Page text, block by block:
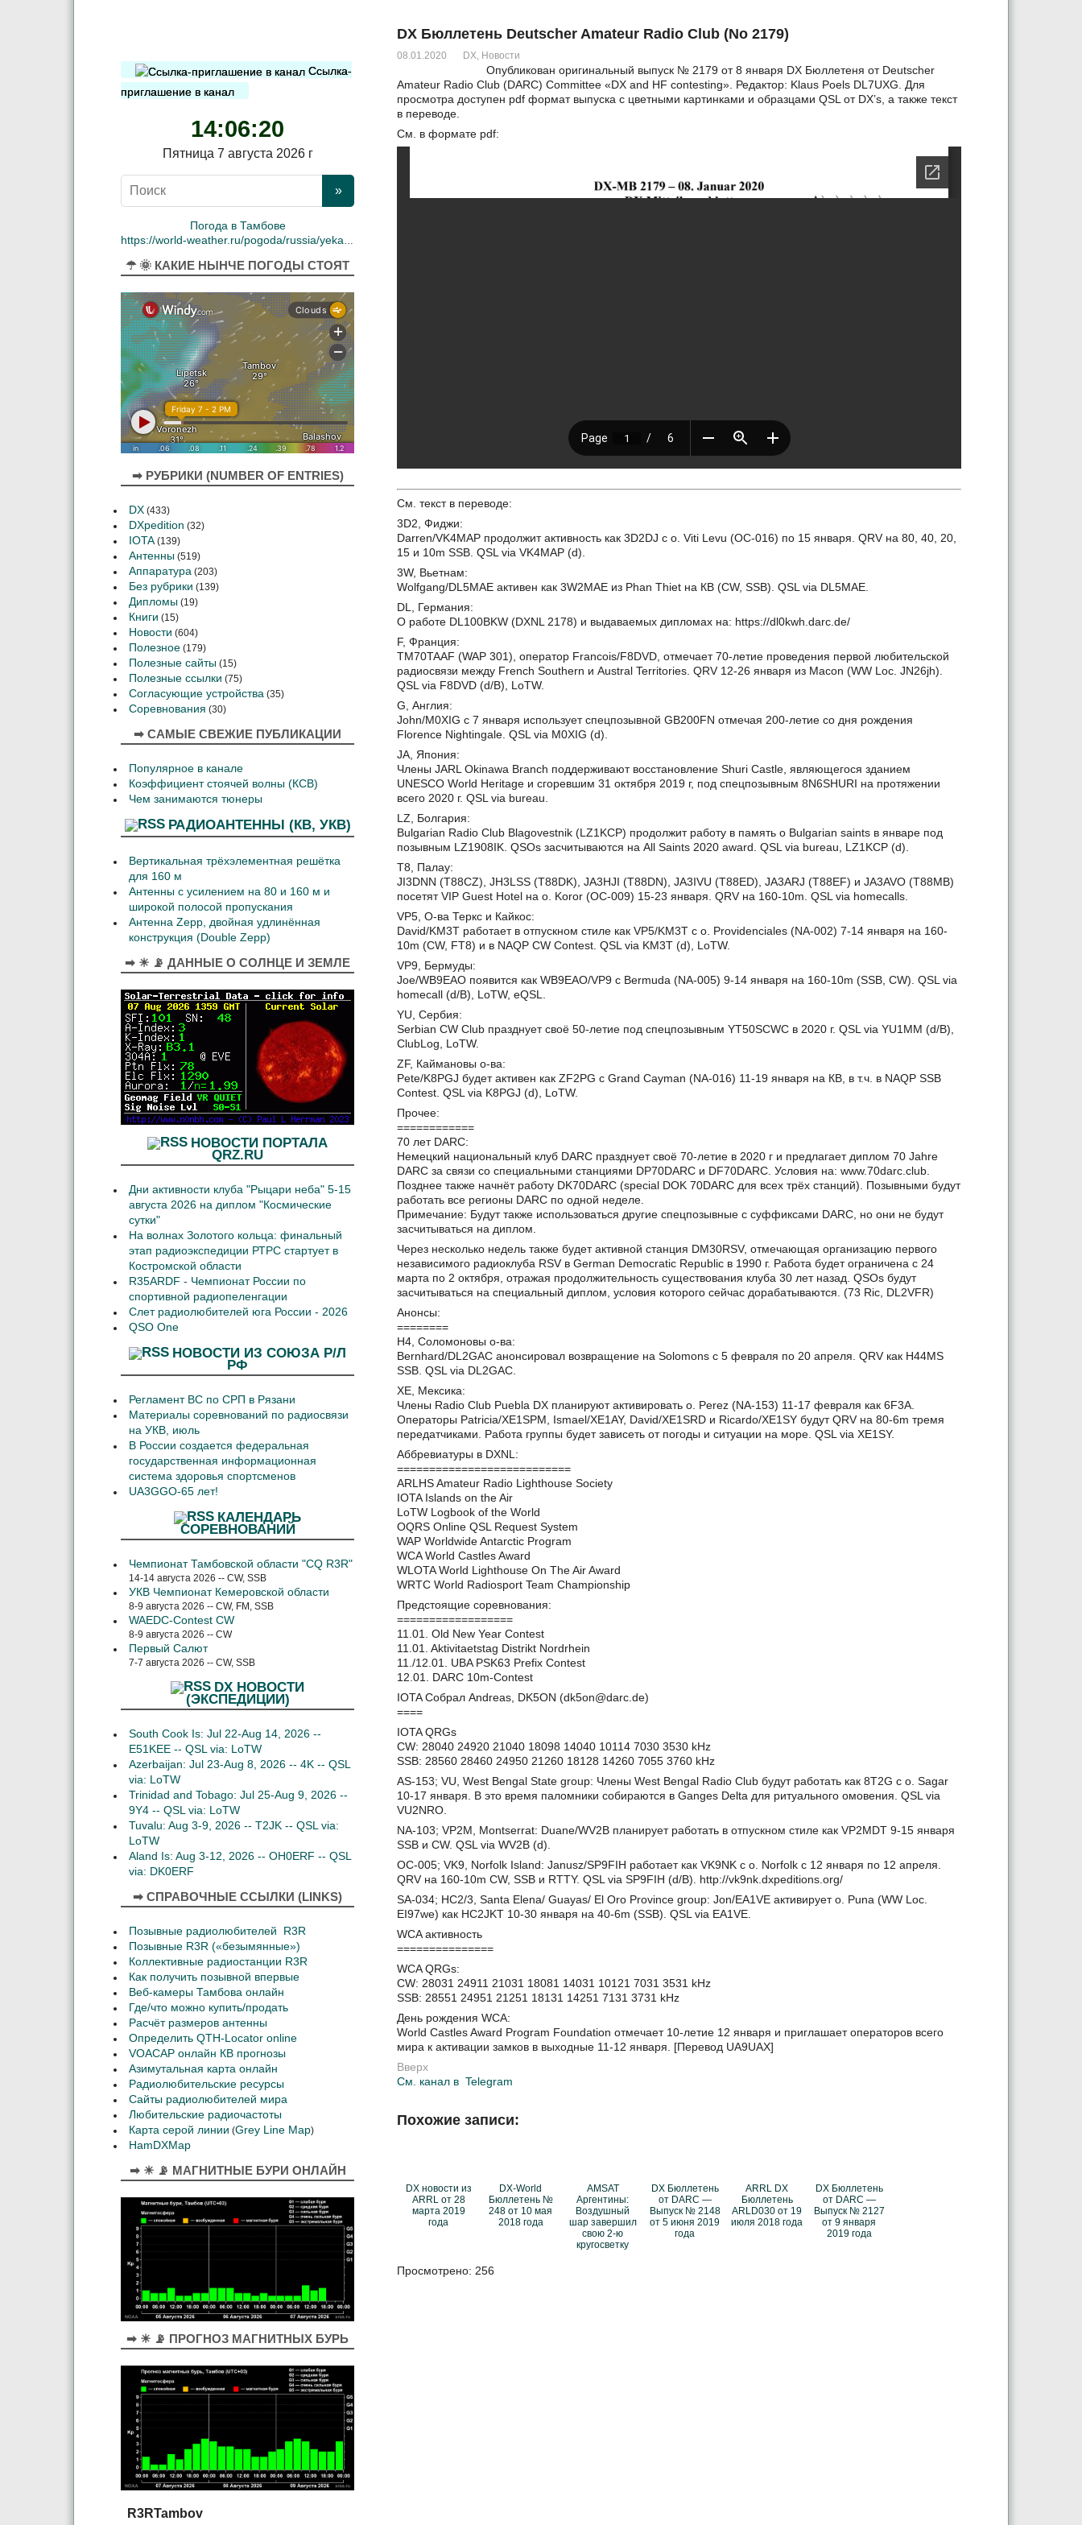
DX Бюллетень Deutscher Amateur Radio Club (No 2179)
08.01.2020 DX, Новости
Опубликован оригинальный выпуск № 2179 от 8 января DX Бюллетеня от Deutscher
Amateur Radio Club (DARC) Committee «DX and HF contesting». Редактор: Klaus Poels DL7UXG. Для
просмотра доступен pdf формат выпуска с цветными картинками и образцами QSL от DX’s, а также текст
в переводе.
См. в формате pdf:
См. текст в переводе:
3D2, Фиджи:
Darren/VK4MAP продолжит активность как 3D2DJ с о. Viti Levu (OC-016) по 15 января. QRV на 80, 40, 20,
15 и 10m SSB. QSL via VK4MAP (d).
3W, Вьетнам:
Wolfgang/DL5MAE активен как 3W2MAE из Phan Thiet на КВ (CW, SSB). QSL via DL5MAE.
DL, Германия:
О работе DL100BKW (DXNL 2178) и выдаваемых дипломах на: https://dl0kwh.darc.de/
F, Франция:
TM70TAAF (WAP 301), оператор Francois/F8DVD, отмечает 70-летие проведения первой любительской
радиосвязи между French Southern и Austral Territories. QRV 12-26 января из Macon (WW Loc. JN26jh).
QSL via F8DVD (d/B), LoTW.
G, Англия:
John/M0XIG с 7 января использует спецпозывной GB200FN отмечая 200-летие со дня рождения
Florence Nightingale. QSL via M0XIG (d).
JA, Япония:
Члены JARL Okinawa Branch поддерживают восстановление Shuri Castle, являющегося зданием
UNESCO World Heritage и сгоревшим 31 октября 2019 г, под спецпозывным 8N6SHURI на протяжении
всего 2020 г. QSL via bureau.
LZ, Болгария:
Bulgarian Radio Club Blagovestnik (LZ1KCP) продолжит работу в память о Bulgarian saints в январе под
позывным LZ1908IK. QSOs засчитываются на All Saints 2020 award. QSL via bureau, LZ1KCP (d).
T8, Палау:
JI3DNN (T88CZ), JH3LSS (T88DK), JA3HJI (T88DN), JA3IVU (T88ED), JA3ARJ (T88EF) и JA3AVO (T88MB)
посетят VIP Guest Hotel на о. Koror (OC-009) 15-23 января. QRV на 160-10m. QSL via homecalls.
VP5, О-ва Теркс и Кайкос:
David/KM3T работает в отпускном стиле как VP5/KM3T с о. Providenciales (NA-002) 7-14 января на 160-
10m (CW, FT8) и в NAQP CW Contest. QSL via KM3T (d), LoTW.
VP9, Бермуды:
Joe/WB9EAO появится как WB9EAO/VP9 с Bermuda (NA-005) 9-14 января на 160-10m (SSB, CW). QSL via
homecall (d/B), LoTW, eQSL.
YU, Сербия:
Serbian CW Club празднует своё 50-летие под спецпозывным YT50SCWC в 2020 г. QSL via YU1MM (d/B),
ClubLog, LoTW.
ZF, Каймановы о-ва:
Pete/K8PGJ будет активен как ZF2PG с Grand Cayman (NA-016) 11-19 января на КВ, в т.ч. в NAQP SSB
Contest. QSL via K8PGJ (d), LoTW.
Прочее:
============
70 лет DARC:
Немецкий национальный клуб DARC празднует своё 70-летие в 2020 г и предлагает диплом 70 Jahre
DARC за связи со специальными станциями DP70DARC и DF70DARC. Условия на: www.70darc.club.
Позднее также начнёт работу DK70DARC (special DOK 70DARC для всех трёх станций). Позывными будут
работать все регионы DARC по одной неделе.
Примечание: Будут также использоваться другие спецпозывные с суффиксами DARC, но они не будут
засчитываться на диплом.
Через несколько недель также будет активной станция DM30RSV, отмечающая организацию первого
независимого радиоклуба RSV в German Democratic Republic в 1990 г. Работа будет ограничена с 24
марта по 2 октября, отражая продолжительность существования клуба 30 лет назад. QSOs будут
засчитываться на специальный диплом, условия которого сейчас дорабатываются. (73 Ric, DL2VFR)
Анонсы:
========
H4, Соломоновы о-ва:
Bernhard/DL2GAC анонсировал возвращение на Solomons с 5 февраля по 20 апреля. QRV как H44MS
SSB. QSL via DL2GAC.
XE, Мексика:
Члены Radio Club Puebla DX планируют активировать о. Perez (NA-153) 11-17 февраля как 6F3A.
Операторы Patricia/XE1SPM, Ismael/XE1AY, David/XE1SRD и Ricardo/XE1SY будут QRV на 80-6m тремя
передатчиками. Работа группы будет зависеть от погоды и ситуации на море. QSL via XE1SY.
Аббревиатуры в DXNL:
===========================
ARLHS Amateur Radio Lighthouse Society
IOTA Islands on the Air
LoTW Logbook of the World
OQRS Online QSL Request System
WAP Worldwide Antarctic Program
WCA World Castles Award
WLOTA World Lighthouse On The Air Award
WRTC World Radiosport Team Championship
Предстоящие соревнования:
==================
11.01. Old New Year Contest
11.01. Aktivitaetstag Distrikt Nordrhein
11./12.01. UBA PSK63 Prefix Contest
12.01. DARC 10m-Contest
IOTA Собрал Andreas, DK5ON (dk5on@darc.de)
====
IOTA QRGs
CW: 28040 24920 21040 18098 14040 10114 7030 3530 kHz
SSB: 28560 28460 24950 21260 18128 14260 7055 3760 kHz
AS-153; VU, West Bengal State group: Члены West Bengal Radio Club будут работать как 8T2G с о. Sagar
10-17 января. В это время паломники собираются в Ganges Delta для ритуального омовения. QSL via
VU2NRO.
NA-103; VP2M, Montserrat: Duane/WV2B планирует работать в отпускном стиле как VP2MDT 9-15 января
SSB и CW. QSL via WV2B (d).
OC-005; VK9, Norfolk Island: Janusz/SP9FIH работает как VK9NK с о. Norfolk с 12 января по 12 апреля.
QRV на 160-10m CW, SSB и RTTY. QSL via SP9FIH (d/B). http://vk9nk.dxpeditions.org/
SA-034; HC2/3, Santa Elena/ Guayas/ El Oro Province group: Jon/EA1VE активирует о. Puna (WW Loc.
EI97we) как HC2JKT 10-30 января на 40-6m (SSB). QSL via EA1VE.
WCA активность
===============
WCA QRGs:
CW: 28031 24911 21031 18081 14031 10121 7031 3531 kHz
SSB: 28551 24951 21251 18131 14251 7131 3731 kHz
День рождения WCA:
World Castles Award Program Foundation отмечает 10-летие 12 января и приглашает операторов всего
мира к активации замков в выходные 11-12 января. [Перевод UA9UAX]
Вверх
См. канал в Telegram
Похожие записи:
DX новости из
ARRL от 28
марта 2019
года
DX-World
Бюллетень №
248 от 10 мая
2018 года
AMSAT
Аргентины:
Воздушный
шар завершил
свою 2-ю
кругосветку
DX Бюллетень
от DARC —
Выпуск № 2148
от 5 июня 2019
года
ARRL DX
Бюллетень
ARLD030 от 19
июля 2018 года
DX Бюллетень
от DARC —
Выпуск № 2127
от 9 января
2019 года
Просмотрено:256
Ссылка-
приглашение в канал
14:06:21
Пятница 7 августа 2026 г
Погода в Тамбове
https://world-weather.ru/pogoda/russia/yekaterinburg/
☂ 🌞 КАКИЕ НЫНЧЕ ПОГОДЫ СТОЯТ
➡ РУБРИКИ (NUMBER OF ENTRIES)
DX (433)
DXpedition (32)
IOTA (139)
Антенны (519)
Аппаратура (203)
Без рубрики (139)
Дипломы (19)
Книги (15)
Новости (604)
Полезное (179)
Полезные сайты (15)
Полезные ссылки (75)
Согласующие устройства (35)
Соревнования (30)
➡ САМЫЕ СВЕЖИЕ ПУБЛИКАЦИИ
Популярное в канале
Коэффициент стоячей волны (КСВ)
Чем занимаются тюнеры
РАДИОАНТЕННЫ (КВ, УКВ)
Вертикальная трёхэлементная решётка
для 160 м
Антенны с усилением на 80 и 160 м и
широкой полосой пропускания
Антенна Zepp, двойная удлинённая
конструкция (Double Zepp)
➡ ☀ 📡 ДАННЫЕ О СОЛНЦЕ И ЗЕМЛЕ
НОВОСТИ ПОРТАЛА
QRZ.RU
Дни активности клуба "Рыцари неба" 5-15
августа 2026 на диплом "Космические
сутки"
На волнах Золотого кольца: финальный
этап радиоэкспедиции РТРС стартует в
Костромской области
R35ARDF - Чемпионат России по
спортивной радиопеленгации
Слет радиолюбителей юга России - 2026
QSO One
НОВОСТИ ИЗ СОЮЗА Р/Л
РФ
Регламент ВС по СРП в Рязани
Материалы соревнований по радиосвязи
на УКВ, июль
В России создается федеральная
государственная информационная
система здоровья спортсменов
UA3GGO-65 лет!
КАЛЕНДАРЬ
СОРЕВНОВАНИЙ
Чемпионат Тамбовской области "CQ R3R"
14-14 августа 2026 -- CW, SSB
УКВ Чемпионат Кемеровской области
8-9 августа 2026 -- CW, FM, SSB
WAEDC-Contest CW
8-9 августа 2026 -- CW
Первый Салют
7-7 августа 2026 -- CW, SSB
DX НОВОСТИ
(ЭКСПЕДИЦИИ)
South Cook Is: Jul 22-Aug 14, 2026 --
E51KEE -- QSL via: LoTW
Azerbaijan: Jul 23-Aug 8, 2026 -- 4K -- QSL
via: LoTW
Trinidad and Tobago: Jul 25-Aug 9, 2026 --
9Y4 -- QSL via: LoTW
Tuvalu: Aug 3-9, 2026 -- T2JK -- QSL via:
LoTW
Aland Is: Aug 3-12, 2026 -- OH0ERF -- QSL
via: DK0ERF
➡ СПРАВОЧНЫЕ ССЫЛКИ (LINKS)
Позывные радиолюбителей R3R
Позывные R3R («безымянные»)
Коллективные радиостанции R3R
Как получить позывной впервые
Веб-камеры Тамбова онлайн
Где/что можно купить/продать
Расчёт размеров антенны
Определить QTH-Locator online
VOACAP онлайн КВ прогнозы
Азимутальная карта онлайн
Радиолюбительские ресурсы
Сайты радиолюбителей мира
Любительские радиочастоты
Карта серой линии (Grey Line Map)
HamDXMap
➡ ☀ 📡 МАГНИТНЫЕ БУРИ ОНЛАЙН
➡ ☀ 📡 ПРОГНОЗ МАГНИТНЫХ БУРЬ
R3RTambov